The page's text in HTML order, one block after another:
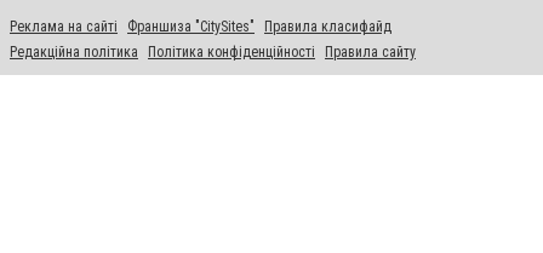
Реклама на сайті Франшиза "CitySites"
Правила класифайд
Редакційна політика
Політика конфіденційності Правила сайту